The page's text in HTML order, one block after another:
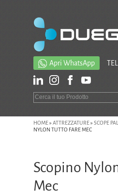
Apri WhatsApp TEL.
HOME» ATTREZZATURE» SCOPE
NYLON TUTTO FARE MEC
Scopino
Mec